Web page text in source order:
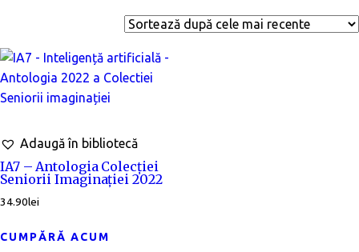
Adaugă în bibliotecă
IA7 – Antologia Colecției
Seniorii Imaginației 2022
34.90lei
CUMPĂRĂ ACUM